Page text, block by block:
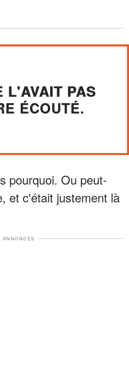
L'AVAIT PAS
ÉCOUTÉ.
pourquoi. Ou peut-
et c'était justement là
ANNONCES